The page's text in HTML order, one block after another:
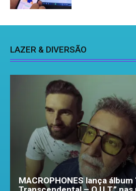
LAZER & DIVERSÃO
MACROPHONES lança